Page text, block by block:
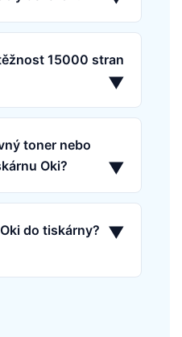
15000 stran
▼
toner nebo
Oki?
▼
do tiskárny? ▼